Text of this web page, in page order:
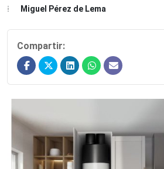
Miguel Pérez de Lema
Compartir: